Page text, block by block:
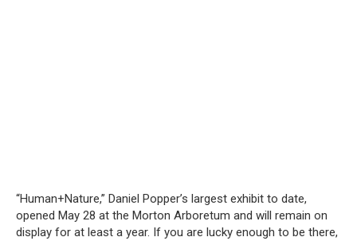
“Human+Nature,” Daniel Popper’s largest exhibit to date,
opened May 28 at the Morton Arboretum and will remain on
display for at least a year. If you are lucky enough to be there,